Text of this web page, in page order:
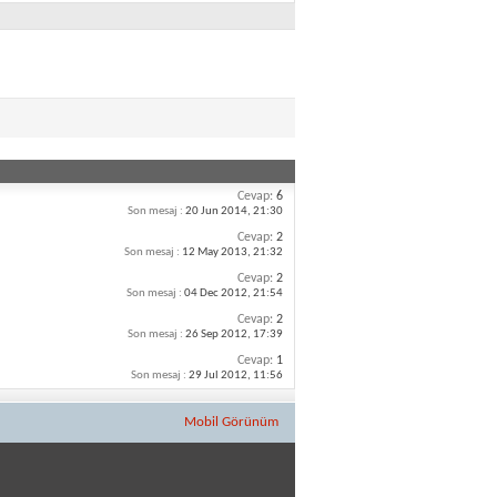
Cevap: 6
Son mesaj : 20 Jun 2014, 21:30
Cevap: 2
Son mesaj : 12 May 2013, 21:32
Cevap: 2
Son mesaj : 04 Dec 2012, 21:54
Cevap: 2
Son mesaj : 26 Sep 2012, 17:39
Cevap: 1
Son mesaj : 29 Jul 2012, 11:56
Mobil Görünüm